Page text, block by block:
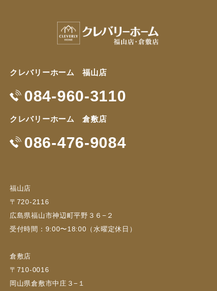
クレバリーホーム 福山店
084-960-3110
クレバリーホーム 倉敷店
086-476-9084
福山店
〒720-2116
広島県福山市神辺町平野３６−２
受付時間：9:00〜18:00（水曜定休日）
倉敷店
〒710-0016
岡山県倉敷市中庄３−１